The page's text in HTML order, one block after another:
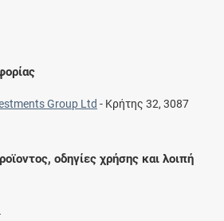
Group Ltd - Κρήτης 32, 3087
οδηγίες χρήσης και λοιπή